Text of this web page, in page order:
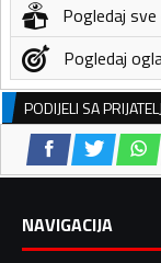
Pogledaj
Pogledaj
PODIJELI SA
NAVIGACIJA